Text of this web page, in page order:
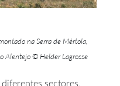
na Serra de Mértola,
Alentejo © Helder Lagrosse
sectores,